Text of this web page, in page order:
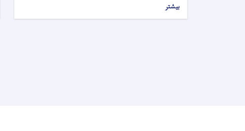
بیشتر